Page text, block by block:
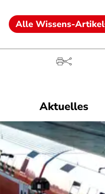
Alle Wissens-Artikel
Aktuelles